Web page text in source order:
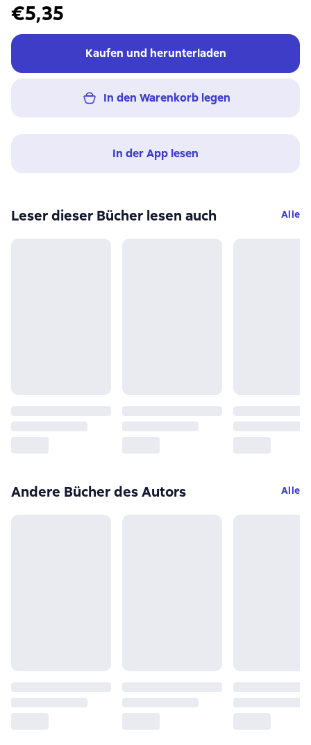
€5,35
Kaufen und herunterladen
In den Warenkorb legen
In der App lesen
Leser dieser Bücher lesen auch Alle
Andere Bücher des Autors Alle